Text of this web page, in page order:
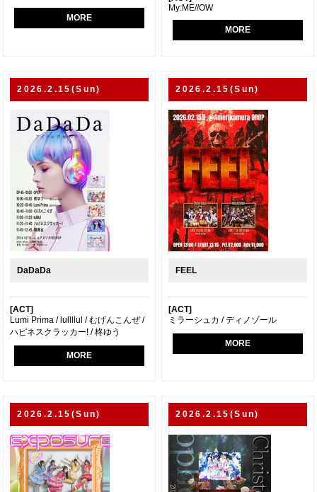
MORE
My:ME//OW
MORE
2026.2.15(Sun)
DaDaDa
[ACT]
Lumi Prima / lullllul / むげんこんぜ /
ハピネスクラッカー! / 柊ゆう
MORE
2026.2.15(Sun)
FEEL
[ACT]
ミラーシュカ / ディノゾール
MORE
2026.2.15(Sun) 2026.2.15(Sun)